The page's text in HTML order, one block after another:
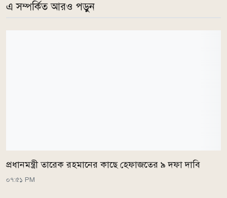
এ সম্পর্কিত আরও পড়ুন
প্রধানমন্ত্রী তারেক রহমানের কাছে হেফাজতের ৯ দফা দাবি
০৭:৫১ PM